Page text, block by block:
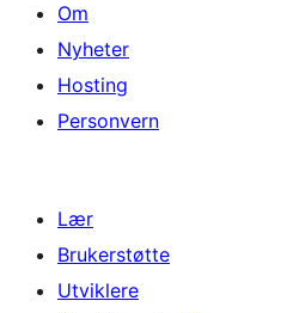
Om
Nyheter
Hosting
Personvern
Lær
Brukerstøtte
Utviklere